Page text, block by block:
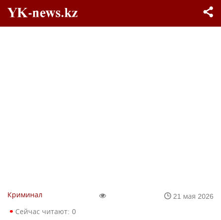
Криминал
21 мая 2026
Сейчас читают: 0